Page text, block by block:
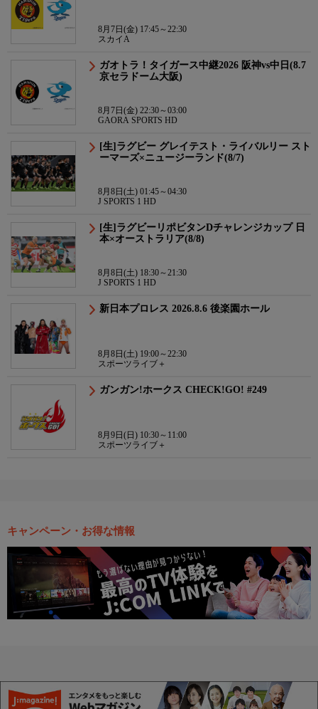
8月7日(金) 17:45～22:30
スカイA
ガオトラ！タイガース中継2026 阪神vs中日(8.7
京セラドーム大阪)
8月7日(金) 22:30～03:00
GAORA SPORTS HD
[生]ラグビー グレイテスト・ライバルリー スト
ーマーズ×ニュージーランド(8/7)
8月8日(土) 01:45～04:30
J SPORTS 1 HD
[生]ラグビーリポビタンDチャレンジカップ 日
本×オーストラリア(8/8)
8月8日(土) 18:30～21:30
J SPORTS 1 HD
新日本プロレス 2026.8.6 後楽園ホール
8月8日(土) 19:00～22:30
スポーツライブ＋
ガンガン!ホークス CHECK!GO! #249
8月9日(日) 10:30～11:00
スポーツライブ＋
キャンペーン・お得な情報